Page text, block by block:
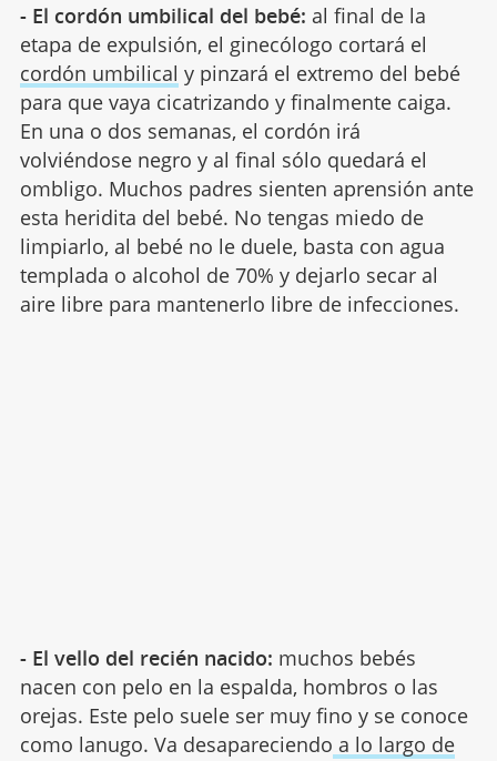
- El cordón umbilical del bebé: al final de la
etapa de expulsión, el ginecólogo cortará el
cordón umbilical y pinzará el extremo del bebé
para que vaya cicatrizando y finalmente caiga.
En una o dos semanas, el cordón irá
volviéndose negro y al final sólo quedará el
ombligo. Muchos padres sienten aprensión ante
esta heridita del bebé. No tengas miedo de
limpiarlo, al bebé no le duele, basta con agua
templada o alcohol de 70% y dejarlo secar al
aire libre para mantenerlo libre de infecciones.
- El vello del recién nacido: muchos bebés
nacen con pelo en la espalda, hombros o las
orejas. Este pelo suele ser muy fino y se conoce
como lanugo. Va desapareciendo a lo largo de